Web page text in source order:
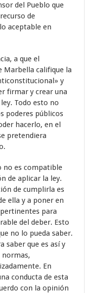
del Pueblo que
de
aceptable en
a que el
Marbella califique la
y
firmar y crear una
Todo esto no
poderes públicos
hacerlo, en el
pretendiera
no es compatible
de aplicar la ley.
de cumplirla es
ella y a poner en
para
del deber. Esto
no lo pueda saber.
saber que es así y
normas,
En
conducta de esta
con la opinión